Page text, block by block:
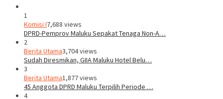
1
Komisi I7,688 views
DPRD-Pemprov Maluku Sepakat Tenaga Non-A…
2
Berita Utama3,704 views
Sudah Diresmikan, GIIA Maluku Hotel Belu…
3
Berita Utama1,877 views
45 Anggota DPRD Maluku Terpilih Periode …
4